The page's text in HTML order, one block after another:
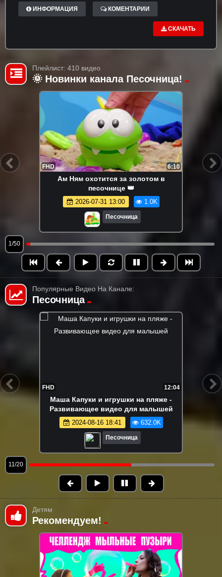
ИНФОРМАЦИЯ КОМЕНТАРИИ
СКАЧАТЬ
Плейлист: 410 видео
🌞 Новинки канала Песочница!
FHD 6:10
Ам Ням охотится за золотом в
песочнице 👑
2026-07-31 13:00 1.0K
Песочница
1/50
Популярные Видео На Канале:
Песочница
FHD 17:08
Разноцветные машинки строят трассу и
другое! Песочница - Видео для детей и
малышей - Сборник
2024-08-16 18:40 562.4K
Песочница
13/20
Детям
Рекомендуем!